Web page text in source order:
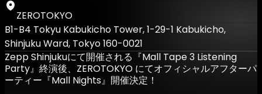
ZEROTOKYO
B1-B4 Tokyu Kabukicho Tower, 1-29-1 Kabukicho,
Shinjuku Ward, Tokyo 160-0021
Zepp Shinjukuにて開催される『Mall Tape 3 Listening
Party』終演後、ZEROTOKYO にてオフィシャルアフターパ
ーティー『Mall Nights』開催決定！